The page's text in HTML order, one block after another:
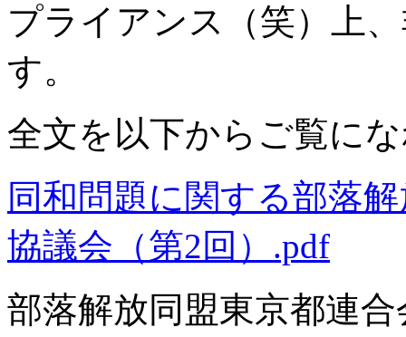
プライアンス（笑）上
す。
全文を以下からご覧に
同和問題に関する部落
協議会（第2回）.pdf
部落解放同盟東京都連